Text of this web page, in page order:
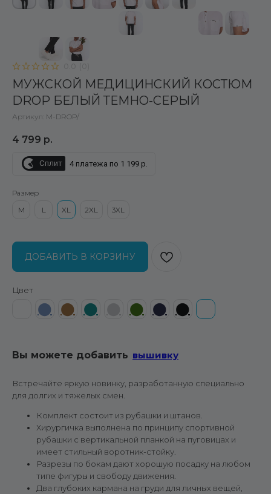
МУЖСКОЙ МЕДИЦИНСКИЙ КОСТЮМ
DROP БЕЛЫЙ ТЕМНО-СЕРЫЙ
Артикул: M-DROP/
4 799 р.
Сплит 4 платежа по 1 199 р.
Размер
M
L XL 2XL 3XL
Цвет
⬤ ⬤ ⬤ ⬤ ⬤ ⬤
Вы можете добавить вышивку
Встречайте яркую новинку, разработанную специально
для долгих и тяжелых смен.
Комплект состоит из рубашки и штанов.
Хирургичка выполнена по принципу спортивной
рубашки с вертикальной планкой на пуговицах и
имеет стильный воротник-стойку.
Разрезы по бокам дают хорошую посадку на любом
типе фигуры и свободу движения.
Два глубоких кармана на груди для личных вещей,
ДОБАВИТЬ В КОРЗИНУ